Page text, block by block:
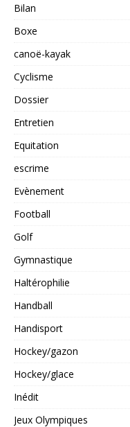
Bilan
Boxe
canoë-kayak
Cyclisme
Dossier
Entretien
Equitation
escrime
Evènement
Football
Golf
Gymnastique
Haltérophilie
Handball
Handisport
Hockey/gazon
Hockey/glace
Inédit
Jeux Olympiques